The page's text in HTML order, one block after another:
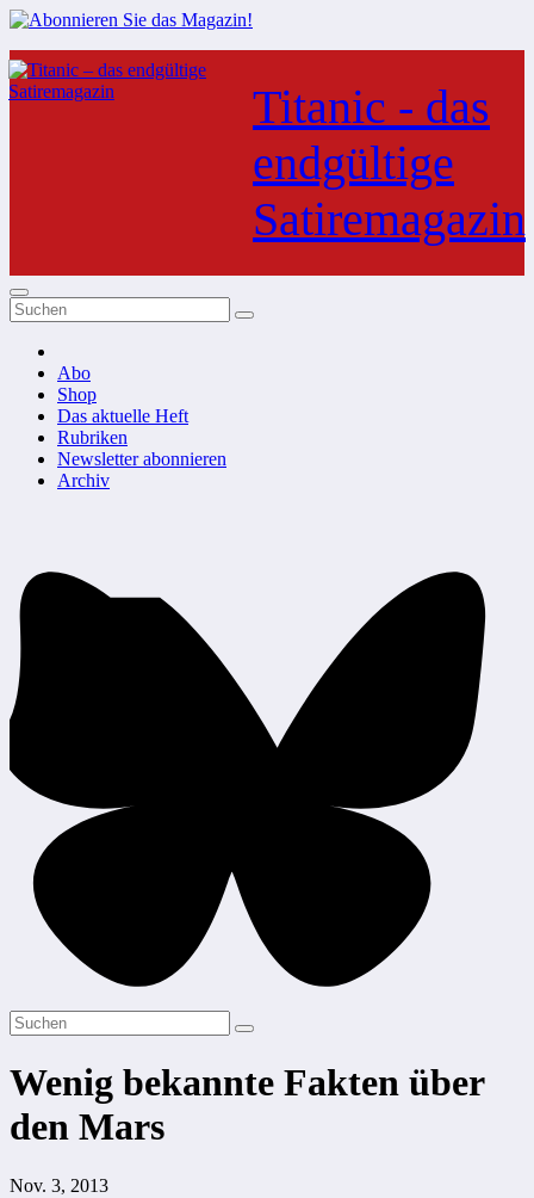
Zum
Inhalt
springen
Titanic - das
endgültige
Satiremagazin
Abo
Shop
Das aktuelle Heft
Rubriken
Newsletter abonnieren
Archiv
Wenig bekannte Fakten über
den Mars
Nov. 3, 2013